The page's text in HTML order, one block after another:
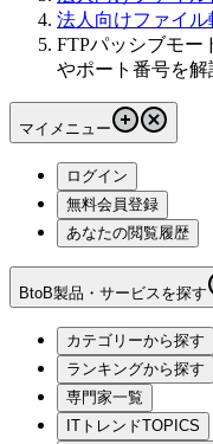
法人向けファイ
FTPパッシブモー
やポート番号を解
マイメニュー
ログイン
無料会員登録
あなたの閲覧履歴
BtoB製品・サービスを探す
カテゴリーから探す
ランキングから探す
専門家一覧
ITトレンドTOPICS